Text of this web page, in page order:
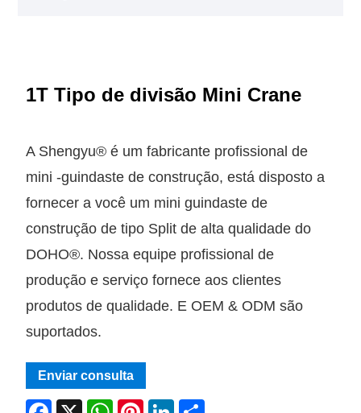
1T Tipo de divisão Mini Crane
A Shengyu® é um fabricante profissional de
mini -guindaste de construção, está disposto a
fornecer a você um mini guindaste de
construção de tipo Split de alta qualidade do
DOHO®. Nossa equipe profissional de
produção e serviço fornece aos clientes
produtos de qualidade. E OEM & ODM são
suportados.
Enviar consulta
Facebook
X WhatsAppPinterestLinkedIn